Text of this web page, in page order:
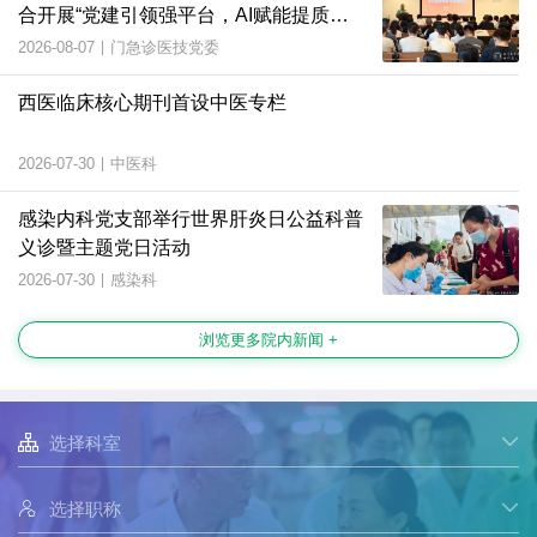
合开展“党建引领强平台，AI赋能提质
效”主题党日活动
2026-08-07 | 门急诊医技党委
西医临床核心期刊首设中医专栏
2026-07-30 | 中医科
感染内科党支部举行世界肝炎日公益科普
义诊暨主题党日活动
2026-07-30 | 感染科
浏览更多院内新闻 +

